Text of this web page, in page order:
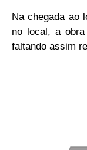
Na chegada ao
no local, a
faltando assim